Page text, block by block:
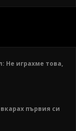
Не играхме това,
първия си